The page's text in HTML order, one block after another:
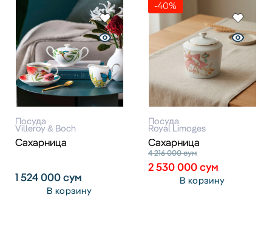
Посуда
Villeroy & Boch
Сахарница
1 524 000сум
В корзину
-40%
Посуда
Royal Limoges
Сахарница
4 216 000сум
2 530 000сум
В корзину